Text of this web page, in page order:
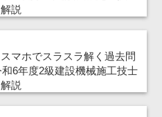
説
マホでスラスラ解く過去問
6年度2級建設機械施工技士
説